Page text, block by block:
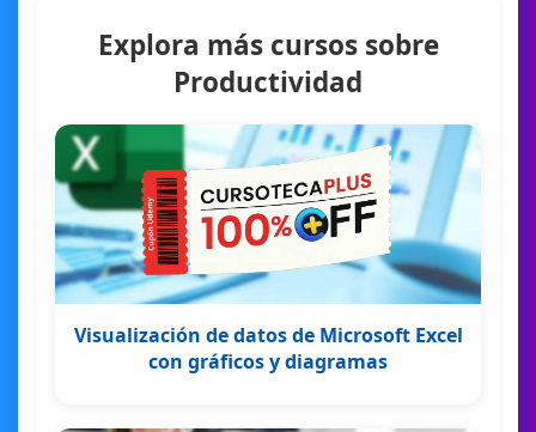
Explora más cursos sobre
Productividad
Visualización de datos de Microsoft Excel
con gráficos y diagramas